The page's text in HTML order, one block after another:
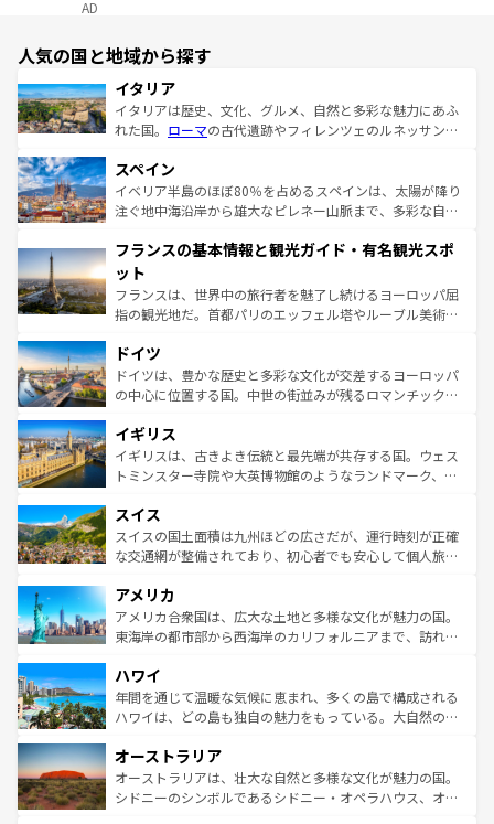
AD
人気の国と地域から探す
イタリア
イタリアは歴史、文化、グルメ、自然と多彩な魅力にあふ
れた国。 ローマの古代遺跡やフィレンツェのルネッサンス
ろん、トスカーナの美しい田園風景やアマルフィ海岸の絶
景など、自然景観も見逃せない。観光の合間には、本場の
ピザやパスタなど、絶品のイタリア料理を堪能することも
ませてくれるイタリアで、忘れられない旅をしてみよう！
なお、新着のイタリア情報は
しい。
スペイン
イベリア半島のほぼ80％を占めるスペインは、太陽が降り
注ぐ地中海沿岸から雄大なピレネー山脈まで、多彩な自然
文化が根付くこの国では、情熱的なフラメンコ、熱気あふ
れる闘牛、そして美味しいタパスが生活の一部となってい
る。首都マドリードの洗練された雰囲気や、バルセロナの
アートに溢れた街角から、地方では古代ローマ遺跡や中世
せる。地方によって風土や気候が異なるスペインはその個
性で訪れる人を魅了する。 なお、新着のスペイン情報は コ
ンテンツ一覧を参照してほしい。
フランスの基本情報と観光ガイド・有名観光スポ
ット
フランスは、世界中の旅行者を魅了し続けるヨーロッパ屈
指の観光地だ。首都パリのエッフェル塔やルーブル美術館
で、幅広い魅力が詰まっている。華麗な宮殿、歴史的な大
聖堂、美しいビーチ、そして豊かな自然が、訪れる者を心
から魅了する。また、フランスは美食の国としても知ら
いる。シャンパンの発祥地であるランス、プロヴァンスの
香り高いラベンダー畑など、多彩な楽しみ方が可能だ。さ
らに、パリ以外の地域にも魅力が溢れており、どの街角に
れる地方に足を運ぶとそれぞれで全く異なる文化を体験で
きるだろう。 なお、新着のフランス情報はコンテンツ一覧
を参照してほしい。
ドイツ
ドイツは、豊かな歴史と多彩な文化が交差するヨーロッパ
の中心に位置する国。中世の街並みが残るロマンチック街
顔を持つこの国は、どこを歩いても飽きることがない。ベ
ルリンの文化的活気、バイエルン州のアルプスの絶景、そ
してライン川沿いのワイン畑といった風景は必見。ビール
は、お酒好きな人にはぜひ体験してほしい。 なお、新着の
ドイツ情報はコンテンツ一覧を参照してほしい。
イギリス
イギリスは、古きよき伝統と最先端が共存する国。ウェス
トミンスター寺院や大英博物館のようなランドマーク、歴
リアごとに異なる魅力がある。また、優雅なアフタヌーン
ティー、ビール好きにはたまらない英国パブ、サッカー観
戦など、本場だからこそできる体験も豊富。イギリスを旅
ンツ一覧を参照してほしい。
スイス
スイスの国土面積は九州ほどの広さだが、運行時刻が正確
な交通網が整備されており、初心者でも安心して個人旅行
の建物がそのまま残る町や、スイスならではのユニークな
博物館もあり、アルプス観光だけでなく町歩きも満喫する
ことができる。国民の所得が高いため物価も高いが、旅行
ば市内交通費無料で観光を楽しむこともできる。 なお、新
着のスイス情報はコンテンツ一覧 を参照してほしい。
アメリカ
アメリカ合衆国は、広大な土地と多様な文化が魅力の国。
東海岸の都市部から西海岸のカリフォルニアまで、訪れる
のような巨大都市は、観光、ショッピング、エンターテイ
ンメントが詰まった刺激的なスポットだ。一方、アメリカ
西部には大自然が広がり、グランドキャニオンやイエロー
部のニューオーリンズでは、音楽と美食が融合した独特の
文化が魅力。旅行者はアメリカの各地域で異なる魅力を楽
しみながら、その多様性と豊かな歴史を感じることができ
ハワイ
年間を通じて温暖な気候に恵まれ、多くの島で構成される
ハワイは、どの島も独自の魅力をもっている。大自然の神
ワイ島は見逃せない。また、定番の観光地といえばオアフ
島だが、静かな自然を求めるならマウイ島やカウアイ島が
おすすめ。エメラルドグリーンに輝く海をはじめ、豊かな
オーストラリア
オーストラリアは、壮大な自然と多様な文化が魅力の国。
シドニーのシンボルであるシドニー・オペラハウス、オー